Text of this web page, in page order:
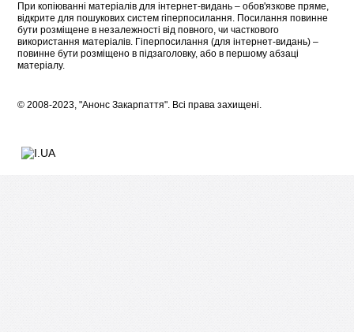
При копіюванні матеріалів для інтернет-видань – обов'язкове пряме,
відкрите для пошукових систем гіперпосилання. Посилання повинне
бути розміщене в незалежності від повного, чи часткового
використання матеріалів. Гіперпосилання (для інтернет-видань) –
повинне бути розміщено в підзаголовку, або в першому абзаці
матеріалу.
© 2008-2023, "Анонс Закарпаття". Всі права захищені.